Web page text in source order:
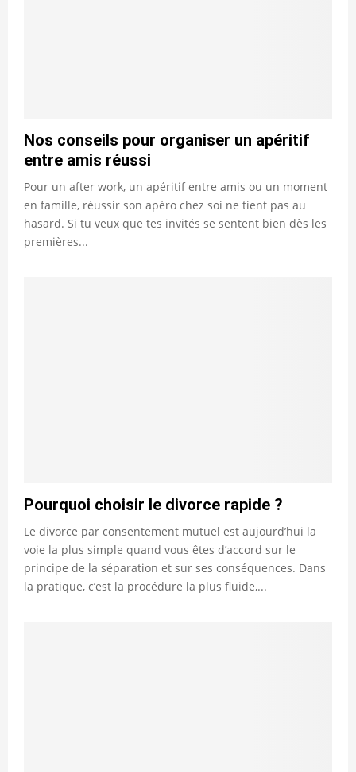
Nos conseils pour organiser un apéritif
entre amis réussi
Pour un after work, un apéritif entre amis ou un moment
en famille, réussir son apéro chez soi ne tient pas au
hasard. Si tu veux que tes invités se sentent bien dès les
premières...
Pourquoi choisir le divorce rapide ?
Le divorce par consentement mutuel est aujourd’hui la
voie la plus simple quand vous êtes d’accord sur le
principe de la séparation et sur ses conséquences. Dans
la pratique, c’est la procédure la plus fluide,...